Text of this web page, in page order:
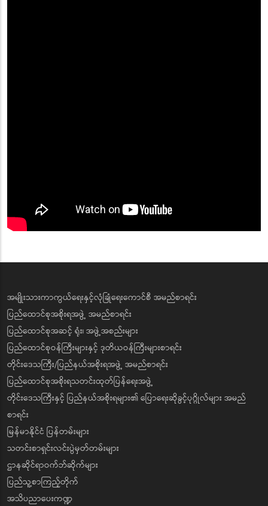
အမျိုးသားကာကွယ်ရေးနှင့်လုံခြုံရေးကောင်စီ အမည်စာရင်း
ပြည်ထောင်စုအစိုးရအဖွဲ့ အမည်စာရင်း
ပြည်ထောင်စုအဆင့် ရုံး၊ အဖွဲ့အစည်းများ
ပြည်ထောင်စုဝန်ကြီးများနှင့် ဒုတိယဝန်ကြီးများစာရင်း
တိုင်းဒေသကြီး/ပြည်နယ်အစိုးရအဖွဲ့ အမည်စာရင်း
ပြည်ထောင်စုအစိုးရသတင်းထုတ်ပြန်ရေးအဖွဲ့
တိုင်းဒေသကြီးနှင့် ပြည်နယ်အစိုးရများ၏ ပြောရေးဆိုခွင့်ပုဂ္ဂိုလ်များ အမည်
စာရင်း
မြန်မာနိုင်ငံ ပြန်တမ်းများ
သတင်းစာရှင်းလင်းပွဲမှတ်တမ်းများ
ဌာနဆိုင်ရာဝက်ဘ်ဆိုက်များ
ပြည်သူ့စာကြည့်တိုက်
အသိပညာပေးကဏ္ဍ